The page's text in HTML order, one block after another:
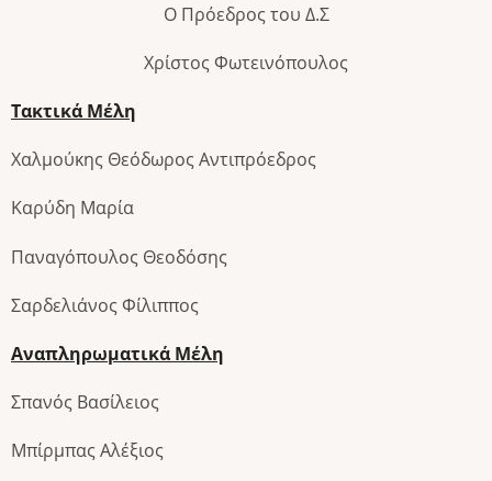
Ο Πρόεδρος του Δ.Σ
Χρίστος Φωτεινόπουλος
Τακτικά Μέλη
Χαλμούκης Θεόδωρος Αντιπρόεδρος
Καρύδη Μαρία
Παναγόπουλος Θεοδόσης
Σαρδελιάνος Φίλιππος
Αναπληρωματικά Μέλη
Σπανός Βασίλειος
Μπίρμπας Αλέξιος